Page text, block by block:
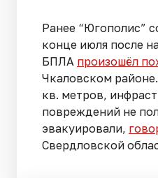
Ранее “Югополис”
конце июля после
БПЛА произошёл
Чкаловском
кв. метров,
повреждений не
эвакуировали,
Свердловской